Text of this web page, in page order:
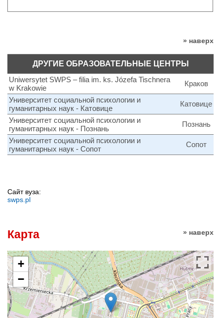
» наверх
ДРУГИЕ ОБРАЗОВАТЕЛЬНЫЕ ЦЕНТРЫ
Uniwersytet SWPS – filia im. ks. Józefa Tischnera
w Krakowie
Краков
Университет социальной психологии и
гуманитарных наук - Катовице
Катовице
Университет социальной психологии и
гуманитарных наук - Познань
Познань
Университет социальной психологии и
гуманитарных наук - Сопот
Сопот
Сайт вуза:
swps.pl
» наверх
Карта
+
−